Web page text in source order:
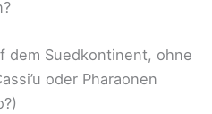
dem Suedkontinent, ohne
oder Pharaonen